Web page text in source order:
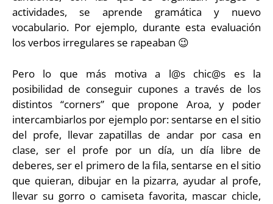
actividades, se aprende gramática y nuevo
vocabulario. Por ejemplo, durante esta evaluación
los verbos irregulares se rapeaban 😉
Pero lo que más motiva a l@s chic@s es la
posibilidad de conseguir cupones a través de los
distintos “corners” que propone Aroa, y poder
intercambiarlos por ejemplo por: sentarse en el sitio
del profe, llevar zapatillas de andar por casa en
clase, ser el profe por un día, un día libre de
deberes, ser el primero de la fila, sentarse en el sitio
que quieran, dibujar en la pizarra, ayudar al profe,
llevar su gorro o camiseta favorita, mascar chicle,